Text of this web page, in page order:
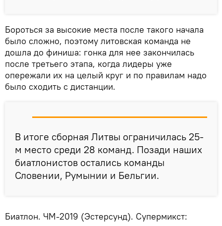
Бороться за высокие места после такого начала
было сложно, поэтому литовская команда не
дошла до финиша: гонка для нее закончилась
после третьего этапа, когда лидеры уже
опережали их на целый круг и по правилам надо
было сходить с дистанции.
В итоге сборная Литвы ограничилась 25-
м место среди 28 команд. Позади наших
биатлонистов остались команды
Словении, Румынии и Бельгии.
Биатлон. ЧМ-2019 (Эстерсунд). Супермикст: